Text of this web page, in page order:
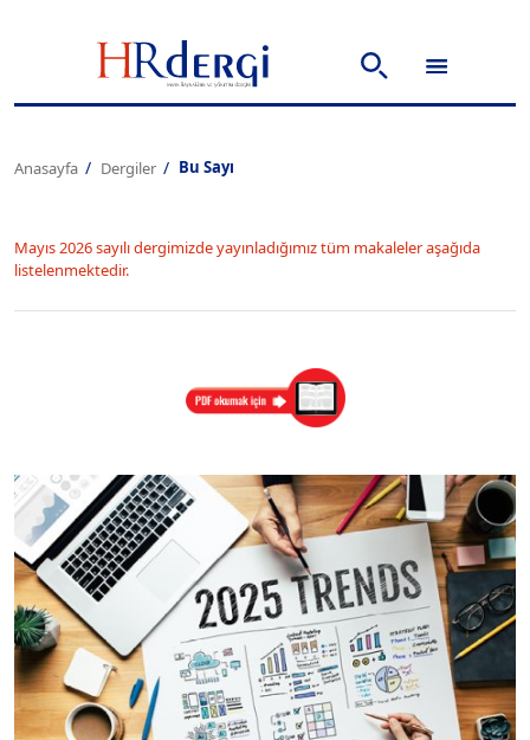
Anasayfa Dergiler Bu Sayı
Mayıs 2026 sayılı dergimizde yayınladığımız tüm makaleler aşağıda
listelenmektedir.